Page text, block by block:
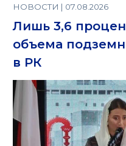
НОВОСТИ | 07.08.2026
Лишь 3,6
объема
в РК